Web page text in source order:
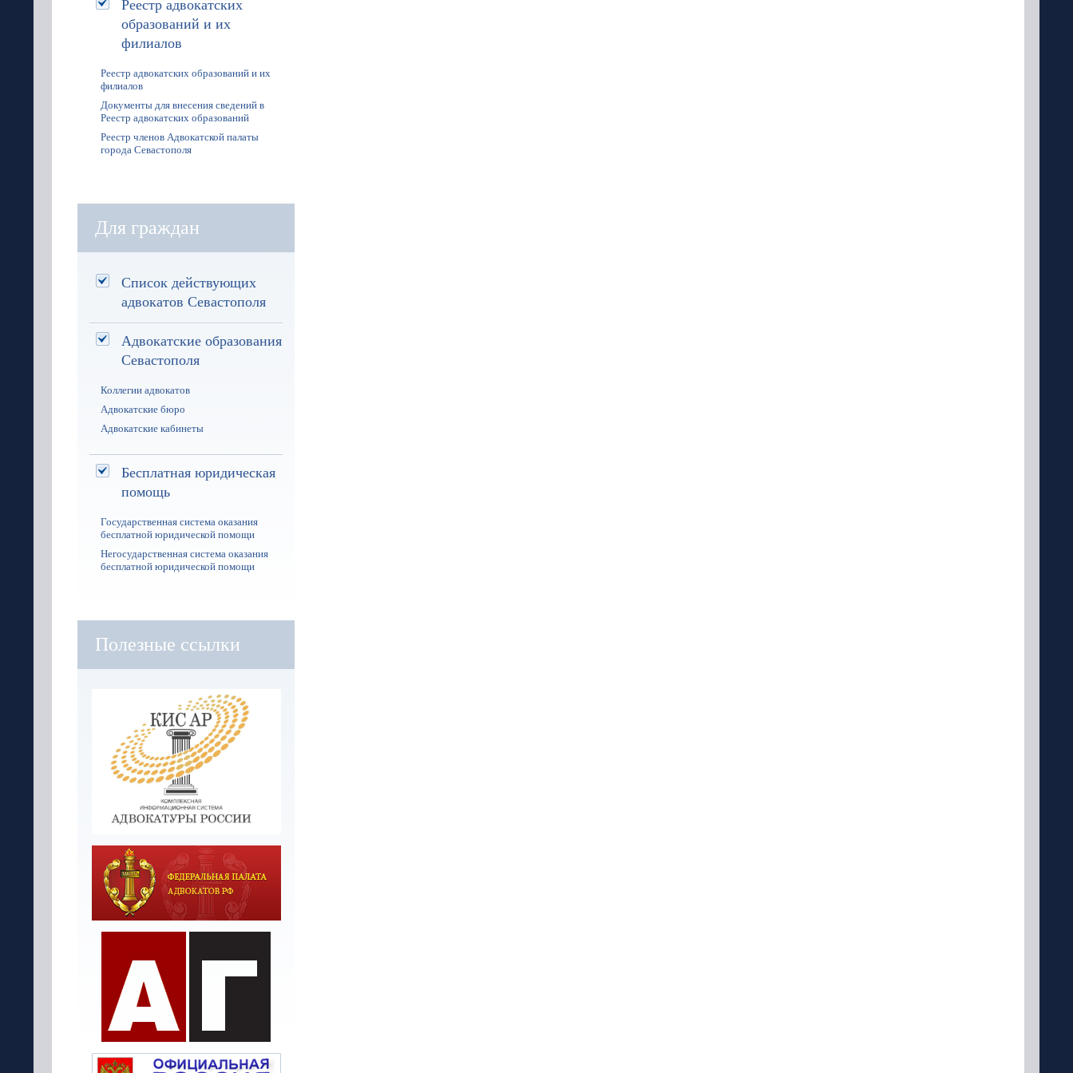
Реестр адвокатских
образований и их
филиалов
Реестр адвокатских образований и их
филиалов
Документы для внесения сведений в
Реестр адвокатских образований
Реестр членов Адвокатской палаты
города Севастополя
Для граждан
Список действующих
адвокатов Севастополя
Адвокатские образования
Севастополя
Коллегии адвокатов
Адвокатские бюро
Адвокатские кабинеты
Бесплатная юридическая
помощь
Государственная система оказания
бесплатной юридической помощи
Негосударственная система оказания
бесплатной юридической помощи
Полезные ссылки